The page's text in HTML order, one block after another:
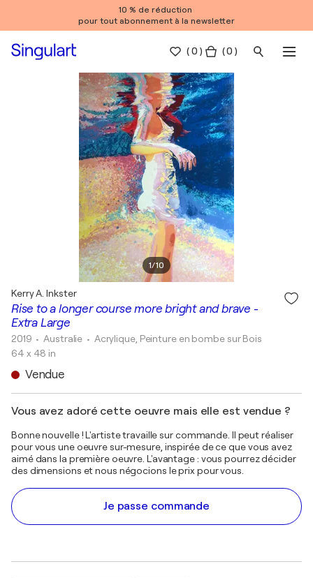
10 % de réduction
pour tout abonnement à la newsletter
(0 ) ( 0 )
1/10
Rise to a longer course more bright and brave -
Extra Large
Kerry A. Inkster
2019 • Australie • Acrylique, Peinture en bombe sur Bois
64 x 48 in
Vendue
Vous avez adoré cette oeuvre mais elle est vendue ?
Bonne nouvelle ! L'artiste travaille sur commande. Il peut réaliser
pour vous une oeuvre sur-mesure, inspirée de ce que vous avez
aimé dans la première oeuvre. L'avantage : vous pourrez décider
des dimensions et nous négocions le prix pour vous.
Je passe commande